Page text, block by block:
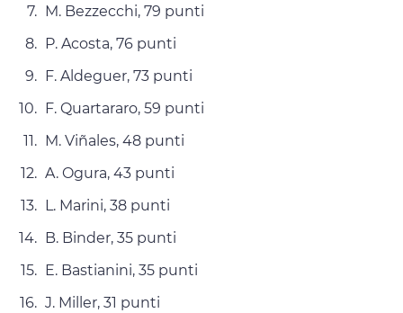
M. Bezzecchi, 79 punti
P. Acosta, 76 punti
F. Aldeguer, 73 punti
F. Quartararo, 59 punti
M. Viñales, 48 punti
A. Ogura, 43 punti
L. Marini, 38 punti
B. Binder, 35 punti
E. Bastianini, 35 punti
J. Miller, 31 punti